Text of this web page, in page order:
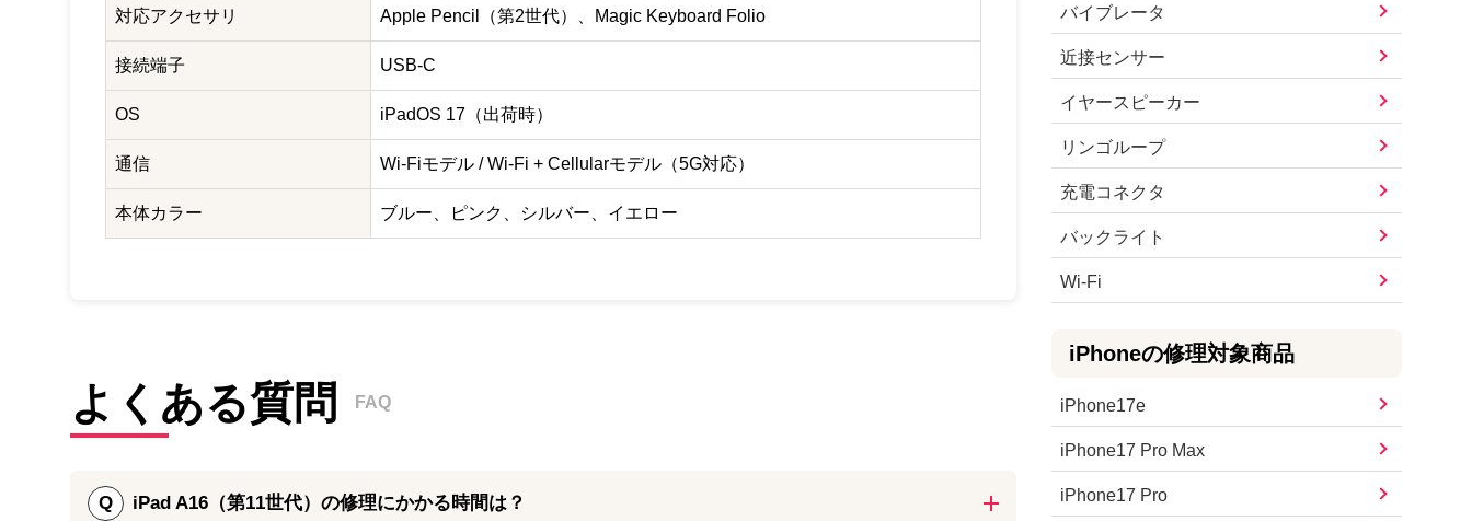
対応アクセサリ Apple Pencil（第2世代）、Magic Keyboard Folio
接続端子 USB-C
OS iPadOS 17（出荷時）
通信 Wi-Fiモデル / Wi-Fi + Cellularモデル（5G対応）
本体カラー ブルー、ピンク、シルバー、イエロー
よくある質問 FAQ
Q iPad A16（第11世代）の修理にかかる時間は？
バイブレータ
近接センサー
イヤースピーカー
リンゴループ
充電コネクタ
バックライト
Wi-Fi
iPhoneの修理対象商品
iPhone17e
iPhone17 Pro Max
iPhone17 Pro